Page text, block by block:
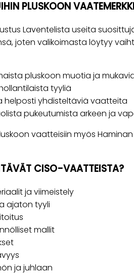
PLUSKOON
Laventelista useita
joten valikoimasta löytyy
pluskoon muotia ja
tyyliä
helposti yhdisteltäviä vaatteita
pukeutumista arkeen ja
vaatteisiin myös
CISO-VAATTEISTA?
ja viimeistely
ajaton tyyli
mallit
ja juhlaan